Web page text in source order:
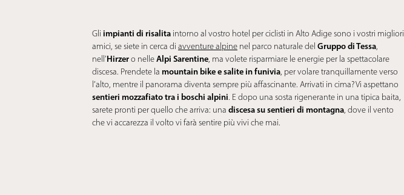
Gli impianti di risalita intorno al vostro hotel per ciclisti in Alto Adige sono i vostri migliori
amici, se siete in cerca di avventure alpine nel parco naturale del Gruppo di Tessa,
nell’Hirzero nelleAlpi Sarentine, ma volete risparmiare le energie per la spettacolare
discesa. Prendete la mountain bike e salite in funivia, per volare tranquillamente verso
l’alto, mentre il panorama diventa sempre più affascinante. Arrivati in cima? Vi aspettano
sentieri mozzafiato tra i boschi alpini. E dopo una sosta rigenerante in una tipica baita,
sarete pronti per quello che arriva: una discesa su sentieri di montagna, dove il vento
che vi accarezza il volto vi farà sentire più vivi che mai.